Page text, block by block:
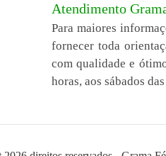
Atendimento
Para maiores
fornecer toda
com qualidade e
horas, aos sábados